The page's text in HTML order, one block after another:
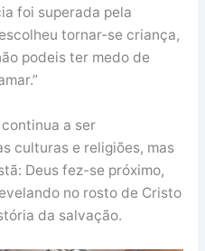
foi superada pela
tornar-se criança,
podeis ter medo de
a ser
culturas e religiões, mas
Deus fez-se próximo,
no rosto de Cristo
da salvação.